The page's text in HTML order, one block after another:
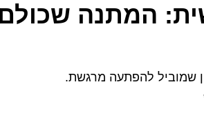
המתנה שכולם
שמוביל להפתעה מרגשת.